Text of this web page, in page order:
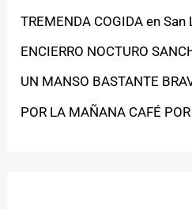
TREMENDA COGIDA en
ENCIERRO NOCTURO
UN MANSO BASTANTE
POR LA MAÑANA CAFÉ